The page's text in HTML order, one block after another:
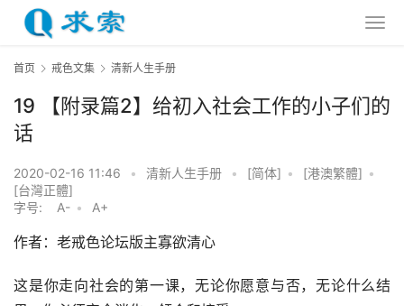
首页 戒色文集 清新人生手册
19 【附录篇2】给初入社会工作的小子们的
话
2020-02-16 11:46 • 清新人生手册 • [简体] • [港澳繁體] •
[台灣正體]
字号:
A- • A+
作者：老戒色论坛版主寡欲清心
这是你走向社会的第一课，无论你愿意与否，无论什么结